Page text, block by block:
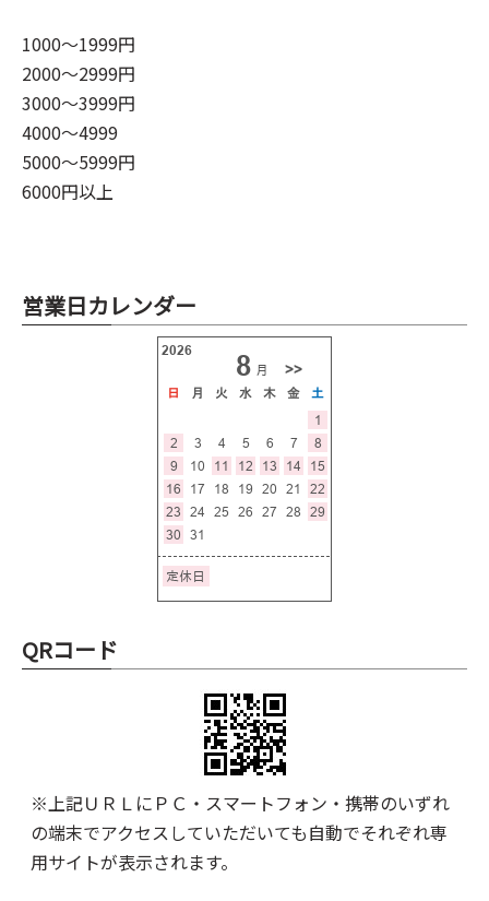
1000～1999円
2000～2999円
3000～3999円
4000～4999
5000～5999円
6000円以上
営業日カレンダー
QRコード
※上記ＵＲＬにＰＣ・スマートフォン・携帯のいずれ
の端末でアクセスしていただいても自動でそれぞれ専
用サイトが表示されます。